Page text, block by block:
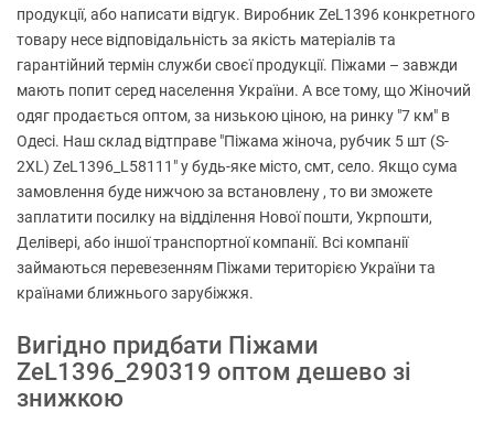
продукції, або написати відгук. Виробник ZeL1396 конкретного
товару несе відповідальність за якість матеріалів та
гарантійний термін служби своєї продукції. Піжами – завжди
мають попит серед населення України. А все тому, що Жіночий
одяг продається оптом, за низькою ціною, на ринку "7 км" в
Одесі. Наш склад відтправе "Піжама жіноча, рубчик 5 шт (S-
2XL) ZeL1396_L58111" у будь-яке місто, смт, село. Якщо сума
замовлення буде нижчою за встановлену , то ви зможете
заплатити посилку на відділення Нової пошти, Укрпошти,
Делівері, або іншої транспортної компанії. Всі компанії
займаються перевезенням Піжами територією України та
країнами ближнього зарубіжжя.
Вигідно придбати Піжами
ZeL1396_290319 оптом дешево зі
знижкою